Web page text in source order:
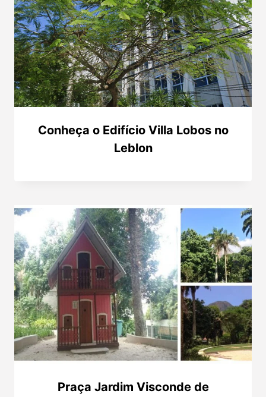
Conheça o Edifício Villa Lobos no
Leblon
Praça Jardim Visconde de